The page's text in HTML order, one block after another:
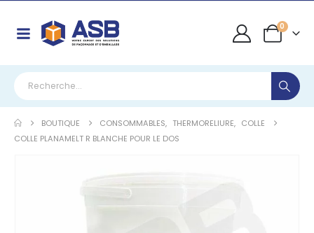
0
BOUTIQUE CONSOMMABLES, THERMORELIURE, COLLE
COLLE PLANAMELT R BLANCHE POUR LE DOS